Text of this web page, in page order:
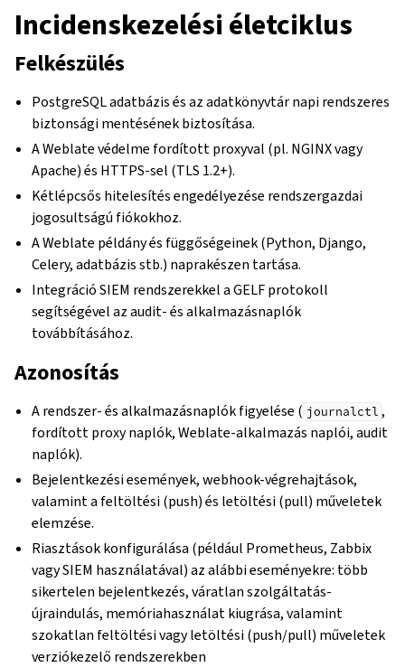
Incidenskezelési életciklus
Felkészülés
PostgreSQL adatbázis és az adatkönyvtár napi rendszeres
biztonsági mentésének biztosítása.
A Weblate védelme fordított proxyval (pl. NGINX vagy
Apache) és HTTPS-sel (TLS 1.2+).
Kétlépcsős hitelesítés engedélyezése rendszergazdai
jogosultságú fiókokhoz.
A Weblate példány és függőségeinek (Python, Django,
Celery, adatbázis stb.) naprakészen tartása.
Integráció SIEM rendszerekkel a GELF protokoll
segítségével az audit- és alkalmazásnaplók
továbbításához.
Azonosítás
A rendszer- és alkalmazásnaplók figyelése ( journalctl ,
fordított proxy naplók, Weblate-alkalmazás naplói, audit
naplók).
Bejelentkezési események, webhook-végrehajtások,
valamint a feltöltési (push) és letöltési (pull) műveletek
elemzése.
Riasztások konfigurálása (például Prometheus, Zabbix
vagy SIEM használatával) az alábbi eseményekre: több
sikertelen bejelentkezés, váratlan szolgáltatás-
újraindulás, memóriahasználat kiugrása, valamint
szokatlan feltöltési vagy letöltési (push/pull) műveletek
verziókezelő rendszerekben